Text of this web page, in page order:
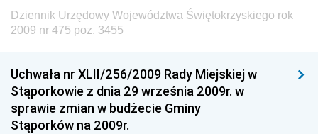
Dziennik Urzędowy Ministra Cyfryzacji
Budownictwa
Dziennik Urzędowy Ministra Gospodarki Morskiej i
Żeglugi Śródlądowej
Dziennik Urzędowy Województwa Świętokrzyskiego rok
2009 nr 475 poz. 3455
Uchwała nr XLII/256/2009 Rady Miejskiej w
Stąporkowie z dnia 29 września 2009r. w
sprawie zmian w budżecie Gminy
Stąporków na 2009r.